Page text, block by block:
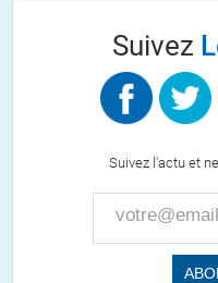
combien d’autres pays
ne sera plus la monnaie de
ALERTER
RIVIÈRE//13.06.2022
géopolitique actuelle, au
Suivez
Suivez l'actu et